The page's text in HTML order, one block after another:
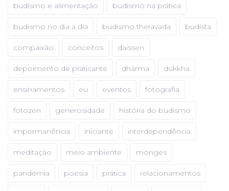
budismo e alimentação budismo na prática
budismo no dia a dia budismo theravada budista
compaixão conceitos daissen
depoimento de praticante dharma dukkha
ensinamentos eu eventos fotografia
fotozen generosidade história do budismo
impermanência iniciante interdependência
meditação meio ambiente monges
pandemia poesia prática relacionamentos